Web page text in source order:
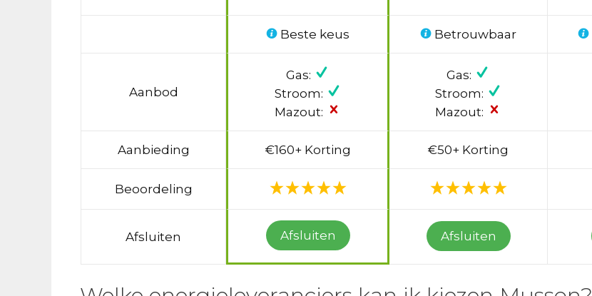
Beste keus Betrouwbaar
Aanbod
Gas:
Stroom:
Mazout:
Gas:
Stroom:
Mazout:
Aanbieding €160+ Korting €50+ Korting
Beoordeling
Afsluiten Afsluiten Afsluiten